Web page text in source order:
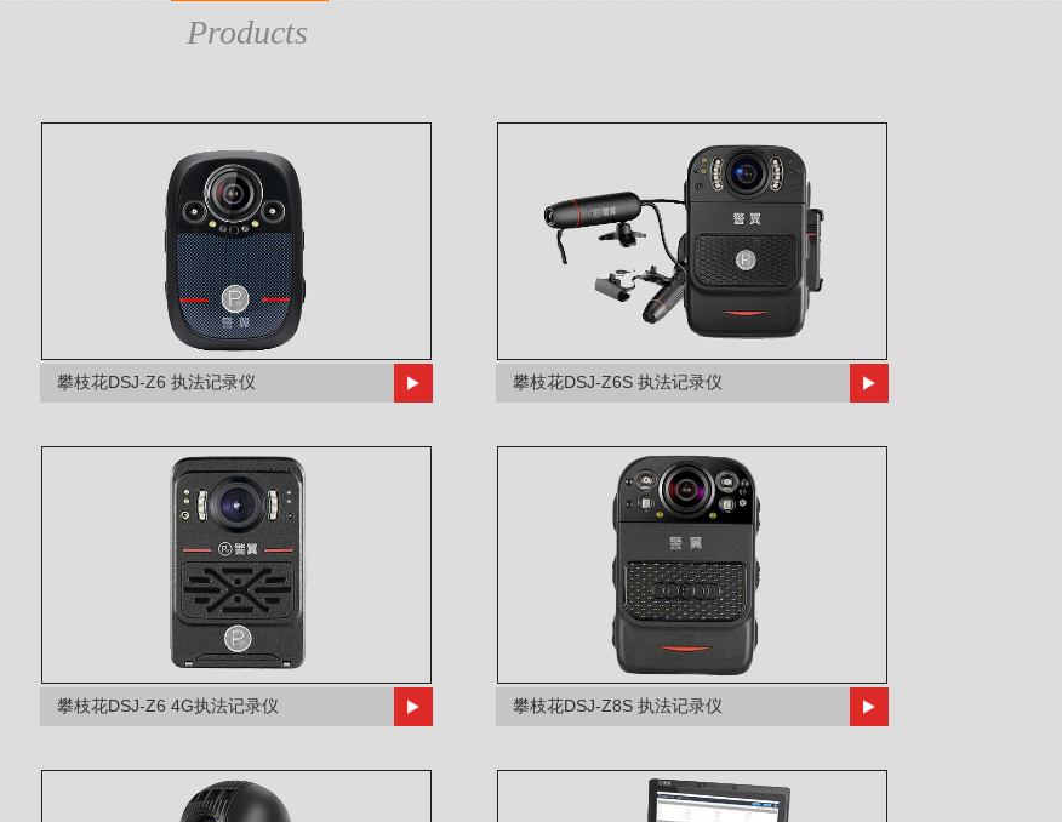
Products
攀枝花DSJ-Z6 执法记录仪 攀枝花DSJ-Z6S 执法记录仪
攀枝花DSJ-Z6 4G执法记录仪 攀枝花DSJ-Z8S 执法记录仪